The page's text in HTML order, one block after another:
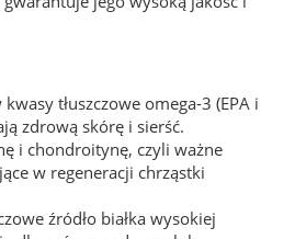
tłuszczowe omega-3 (EPA i
zdrową skórę i sierść.
i chondroitynę, czyli ważne
w regeneracji chrząstki
źródło białka wysokiej